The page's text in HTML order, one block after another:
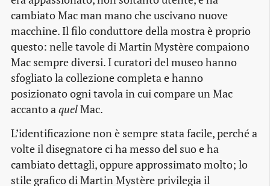
cambiato Mac man mano che uscivano nuove
macchine. Il filo conduttore della mostra è proprio
questo: nelle tavole di Martin Mystère compaiono
Mac sempre diversi. I curatori del museo hanno
sfogliato la collezione completa e hanno
posizionato ogni tavola in cui compare un Mac
accanto a quelMac.
L’identificazione non è sempre stata facile, perché a
volte il disegnatore ci ha messo del suo e ha
cambiato dettagli, oppure approssimato molto; lo
stile grafico di Martin Mystère privilegia il